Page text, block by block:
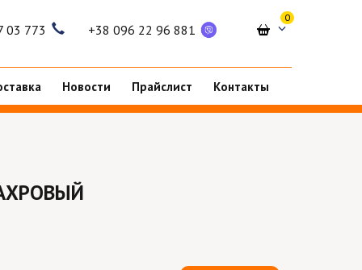
03 773 +38 096 22 96 881
0
Новости Прайслист Контакты